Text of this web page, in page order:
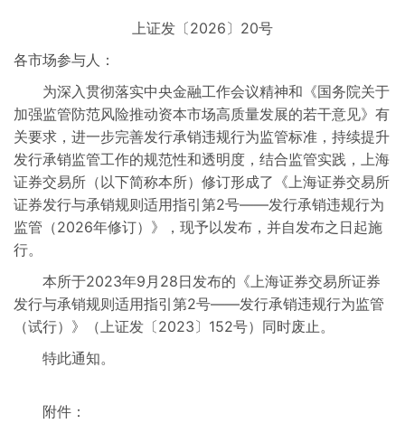
跨境创新业务
会员管理
纪律处分与复核
交易收费
其他业务规则
已废止业务规则
上证发〔2026〕20号
各市场参与人：
为深入贯彻落实中央金融工作会议精神和《国务院关于
加强监管防范风险推动资本市场高质量发展的若干意见》有
关要求，进一步完善发行承销违规行为监管标准，持续提升
发行承销监管工作的规范性和透明度，结合监管实践，上海
证券交易所（以下简称本所）修订形成了《上海证券交易所
证券发行与承销规则适用指引第2号——发行承销违规行为
监管（2026年修订）》，现予以发布，并自发布之日起施
行。
本所于2023年9月28日发布的《上海证券交易所证券
发行与承销规则适用指引第2号——发行承销违规行为监管
（试行）》（上证发〔2023〕152号）同时废止。
特此通知。
附件：